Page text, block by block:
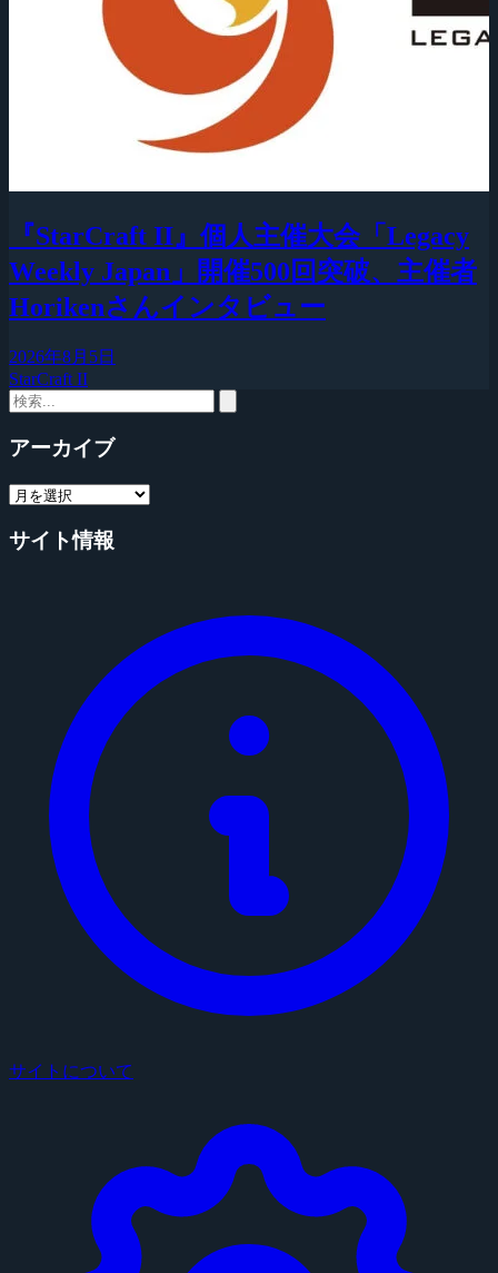
『StarCraft II』個人主催大会「Legacy
Weekly Japan」開催500回突破、主催者
Horikenさんインタビュー
2026年8月5日
StarCraft II
アーカイブ
サイト情報
サイトについて